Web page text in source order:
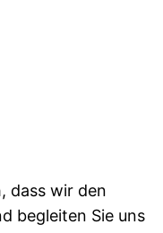
dass wir den
begleiten Sie uns